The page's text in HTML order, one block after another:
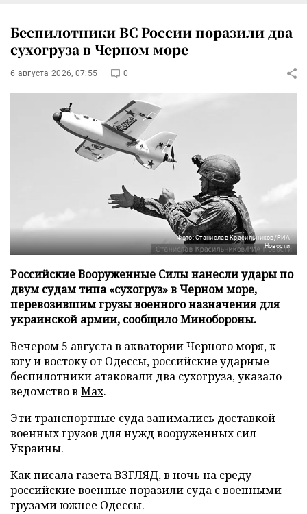
Беспилотники ВС России поразили два
сухогруза в Черном море
6 августа 2026, 07:55 0
Фото: Станислав Красильников/РИА
Новости
Российские Вооруженные Силы нанесли удары по
двум судам типа «сухогруз» в Черном море,
перевозившим грузы военного назначения для
украинской армии, сообщило Минобороны.
Вечером 5 августа в акватории Черного моря, к
югу и востоку от Одессы, российские ударные
беспилотники атаковали два сухогруза, указало
ведомство в Max.
Эти транспортные суда занимались доставкой
военных грузов для нужд вооруженных сил
Украины.
Как писала газета ВЗГЛЯД, в ночь на среду
российские военные поразили суда с военными
грузами южнее Одессы.